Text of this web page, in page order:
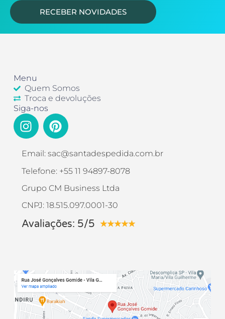
RECEBER NOVIDADES
Menu
Quem Somos
Troca e devoluções
Siga-nos
Email: sac@santadespedida.com.br
Telefone: +55 11 94897-8078
Grupo CM Business Ltda
CNPJ: 18.515.097.0001-30
Avaliações: 5/5 ★★★★★